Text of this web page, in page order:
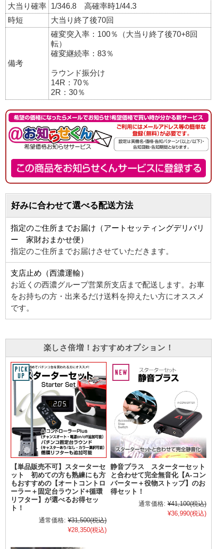
大当り確率 1/346.8 高確率時1/44.3
時短
大当り終了後70回
備考
確変突入率：100％（大当り終了後70+8回
転）
確変継続率：83％
ラウンド振分け
14R：70％
2R：30％
好みに合わせて選べる配送方法
指定のご住所までお届け（アートセッティングデリバリ
ー 家財おまかせ便）
指定のご住所までお届けさせていただきます。
支店止め（西濃運輸）
お近くの西濃グループ営業所支店まで配送します。お車
をお持ちの方・出来るだけ送料を抑えたい方にオススメ
です。
楽しさ倍増！おすすめオプション！
【単品販売不可】スターターセ
ット 初めての方も熟練にも方
もおすすめの【オートコントロ
ーラー＋固定台ラウンド+循環
リフター】が選べるお得セッ
ト！
通常価格: ¥31,500(税込)
¥28,350(税込)
静音プラス スターターセット
と合わせて完全無音化【A-コン
バーター＋役物ストップ】のお
得セット！
通常価格: ¥41,100(税込)
¥36,990(税込)